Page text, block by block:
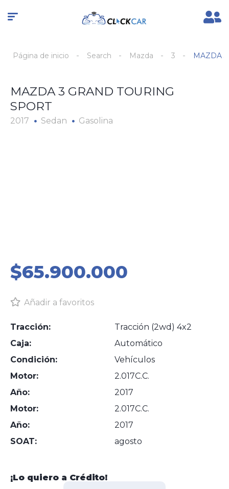
Página de inicio Search Mazda 3 MAZDA
MAZDA 3 GRAND TOURING
SPORT
2017 Sedan Gasolina
$65.900.000
Añadir a favoritos
Tracción:
Tracción (2wd) 4x2
Caja:
Automático
Condición:
Vehículos
Motor:
2.017C.C.
Año:
2017
Motor:
2.017C.C.
Año:
2017
SOAT:
agosto
¡Lo quiero a Crédito!